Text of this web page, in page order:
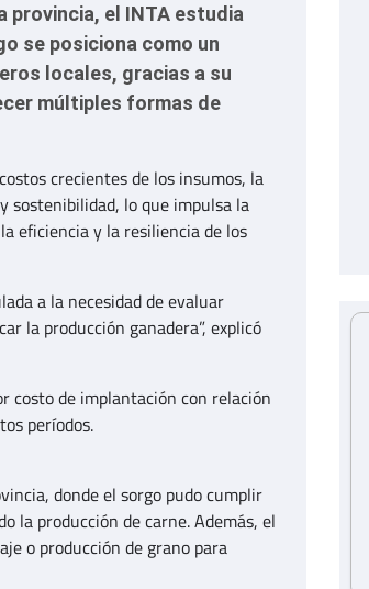
provincia, el INTA estudia
se posiciona como un
locales, gracias a su
múltiples formas de
crecientes de los insumos, la
sostenibilidad, lo que impulsa la
eficiencia y la resiliencia de los
a la necesidad de evaluar
la producción ganadera”, explicó
costo de implantación con relación
períodos.
donde el sorgo pudo cumplir
la producción de carne. Además, el
o producción de grano para